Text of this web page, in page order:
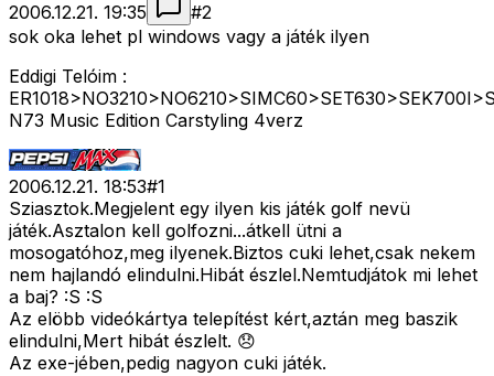
2006.12.21. 19:35 #2
sok oka lehet pl windows vagy a játék ilyen
Eddigi Telóim :
N73 Music Edition Carstyling 4verz
2006.12.21. 18:53#1
Sziasztok.Megjelent egy ilyen kis játék golf nevü
játék.Asztalon kell golfozni...átkell ütni a
mosogatóhoz,meg ilyenek.Biztos cuki lehet,csak nekem
nem hajlandó elindulni.Hibát észlel.Nemtudjátok mi lehet
a baj? :S :S
Az elöbb videókártya telepítést kért,aztán meg baszik
elindulni,Mert hibát észlelt. 😞
Az exe-jében,pedig nagyon cuki játék.